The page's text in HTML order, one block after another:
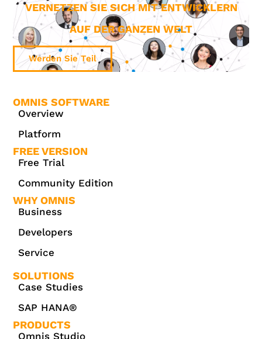
VERNETZEN SIE SICH MIT ENTWICKLERN
AUF DER GANZEN WELT
Werden Sie Teil
OMNIS SOFTWARE
Overview
Platform
FREE VERSION
Free Trial
Community Edition
WHY OMNIS
Business
Developers
Service
SOLUTIONS
Case Studies
SAP HANA®
PRODUCTS
Omnis Studio